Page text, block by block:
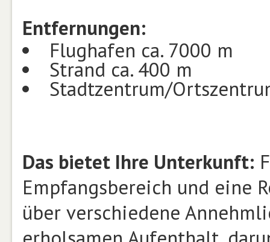
Entfernungen:
Flughafen ca. 7000 m
Strand ca. 400 m
Stadtzentrum/
Das bietet Ihre Unterkunft:
Empfangsbereich und eine
über verschiedene